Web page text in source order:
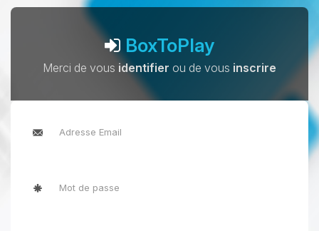
BoxToPlay
Merci de vous identifier ou de vous inscrire